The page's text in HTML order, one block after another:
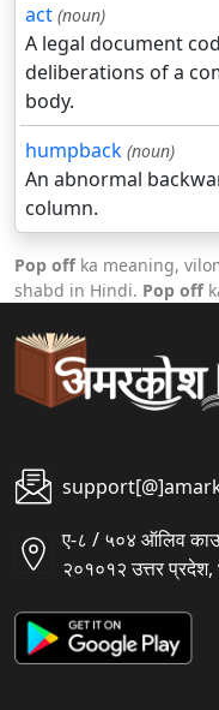
act (noun)
A legal document
deliberations of a
body.
humpback (noun)
An abnormal
column.
Pop offka meaning,
shabd in Hindi. Pop off
ए-८ / ५०४ ऑलिव
२०१०१२ उत्तर प्रदेश,